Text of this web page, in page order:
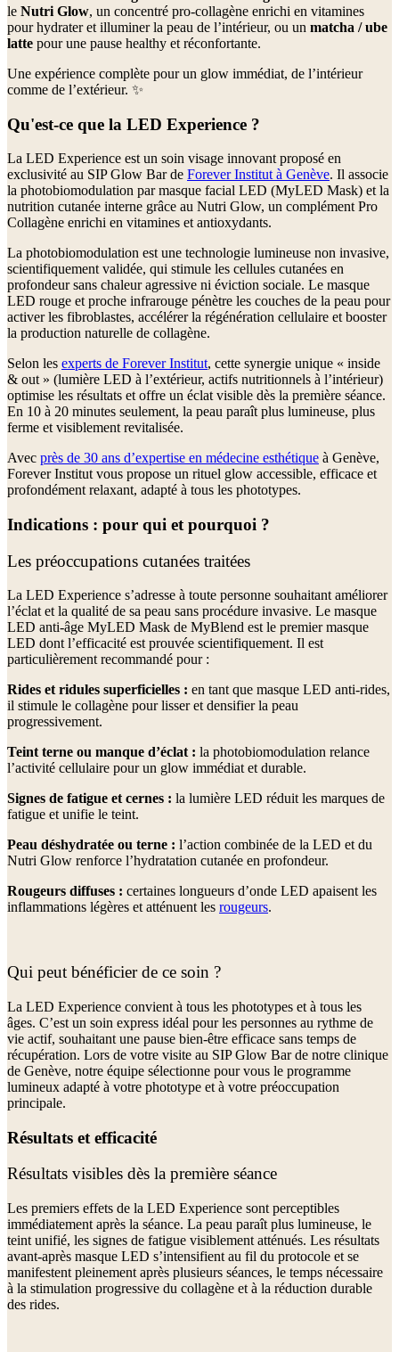
le Nutri Glow, un concentré pro-collagène enrichi en vitamines
pour hydrater et illuminer la peau de l’intérieur, ou un matcha / ube
latte pour une pause healthy et réconfortante.
Une expérience complète pour un glow immédiat, de l’intérieur
comme de l’extérieur. ✨
Qu'est-ce que la LED Experience ?
La LED Experience est un soin visage innovant proposé en
exclusivité au SIP Glow Bar de Forever Institut à Genève. Il associe
la photobiomodulation par masque facial LED (MyLED Mask) et la
nutrition cutanée interne grâce au Nutri Glow, un complément Pro
Collagène enrichi en vitamines et antioxydants.
La photobiomodulation est une technologie lumineuse non invasive,
scientifiquement validée, qui stimule les cellules cutanées en
profondeur sans chaleur agressive ni éviction sociale. Le masque
LED rouge et proche infrarouge pénètre les couches de la peau pour
activer les fibroblastes, accélérer la régénération cellulaire et booster
la production naturelle de collagène.
Selon les experts de Forever Institut, cette synergie unique « inside
& out » (lumière LED à l’extérieur, actifs nutritionnels à l’intérieur)
optimise les résultats et offre un éclat visible dès la première séance.
En 10 à 20 minutes seulement, la peau paraît plus lumineuse, plus
ferme et visiblement revitalisée.
Avec près de 30 ans d’expertise en médecine esthétique à Genève,
Forever Institut vous propose un rituel glow accessible, efficace et
profondément relaxant, adapté à tous les phototypes.
Indications : pour qui et pourquoi ?
Les préoccupations cutanées traitées
La LED Experience s’adresse à toute personne souhaitant améliorer
l’éclat et la qualité de sa peau sans procédure invasive. Le masque
LED anti-âge MyLED Mask de MyBlend est le premier masque
LED dont l’efficacité est prouvée scientifiquement. Il est
particulièrement recommandé pour :
Rides et ridules superficielles : en tant que masque LED anti-rides,
il stimule le collagène pour lisser et densifier la peau
progressivement.
Teint terne ou manque d’éclat : la photobiomodulation relance
l’activité cellulaire pour un glow immédiat et durable.
Signes de fatigue et cernes : la lumière LED réduit les marques de
fatigue et unifie le teint.
Peau déshydratée ou terne : l’action combinée de la LED et du
Nutri Glow renforce l’hydratation cutanée en profondeur.
Rougeurs diffuses : certaines longueurs d’onde LED apaisent les
inflammations légères et atténuent les rougeurs.
Qui peut bénéficier de ce soin ?
La LED Experience convient à tous les phototypes et à tous les
âges. C’est un soin express idéal pour les personnes au rythme de
vie actif, souhaitant une pause bien-être efficace sans temps de
récupération. Lors de votre visite au SIP Glow Bar de notre clinique
de Genève, notre équipe sélectionne pour vous le programme
lumineux adapté à votre phototype et à votre préoccupation
principale.
Résultats et efficacité
Résultats visibles dès la première séance
Les premiers effets de la LED Experience sont perceptibles
immédiatement après la séance. La peau paraît plus lumineuse, le
teint unifié, les signes de fatigue visiblement atténués. Les résultats
avant-après masque LED s’intensifient au fil du protocole et se
manifestent pleinement après plusieurs séances, le temps nécessaire
à la stimulation progressive du collagène et à la réduction durable
des rides.